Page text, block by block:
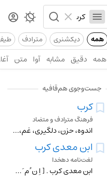
همه دیکشنری مترادف
همه دقیق مشابه آوا متن
جست‌وجوی هم‌قافیه
کرب
فرهنگ مترادف و متضاد
اندوه، حزن، دلگیری، غم، کربت، محنت،
ابن معدی کرب
لغت‌نامه دهخدا
ابن معدی کرب . [ اِ ن ُ م َ ک َ رِ ] (اِخ ) ابوکریمه مقدم بن معدی کرب کندی . از صحابه ٔ رسول صلی اﷲعلیه وآله . به آخر عمر در حمص ساکن بود و به 91 سالگی در سال 7